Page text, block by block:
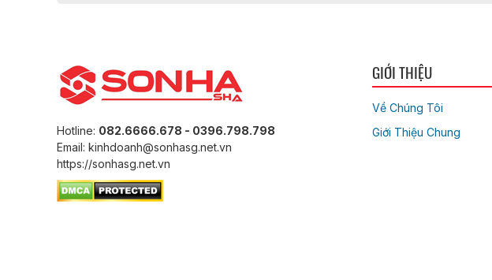
Hotline: 082.6666.678 - 0396.798.798
Email: kinhdoanh@sonhasg.net.vn
https://sonhasg.net.vn
GIỚI THIỆU
Về Chúng Tôi
Giới Thiệu Chung